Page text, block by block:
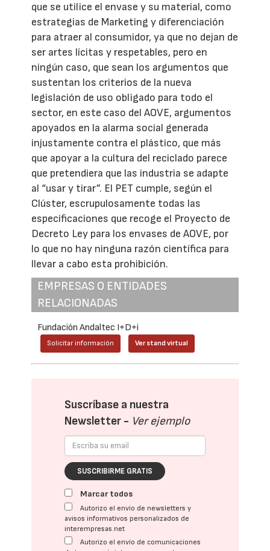
que se utilice el envase y su material, como
estrategias de Marketing y diferenciación
para atraer al consumidor, ya que no dejan de
ser artes lícitas y respetables, pero en
ningún caso, que sean los argumentos que
sustentan los criterios de la nueva
legislación de uso obligado para todo el
sector, en este caso del AOVE, argumentos
apoyados en la alarma social generada
injustamente contra el plástico, que más
que apoyar a la cultura del reciclado parece
que pretendiera que las industria se adapte
al “usar y tirar”. El PET cumple, según el
Clúster, escrupulosamente todas las
especificaciones que recoge el Proyecto de
Decreto Ley para los envases de AOVE, por
lo que no hay ninguna razón científica para
llevar a cabo esta prohibición.
EMPRESAS O ENTIDADES
RELACIONADAS
Fundación Andaltec I+D+i
Solicitar información Ver stand virtual
Suscríbase a nuestra
Newsletter - Ver ejemplo
SUSCRIBIRME GRATIS
Marcar todos
Autorizo el envío de newsletters y
avisos informativos personalizados de
interempresas.net
Autorizo el envío de comunicaciones